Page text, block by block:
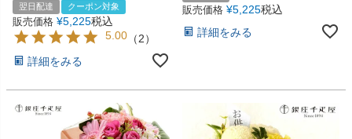
翌日配達 クーポン対象
販売価格 ¥5,225税込
5.00 （2）
詳細をみる
販売価格 ¥5,225税込
詳細をみる